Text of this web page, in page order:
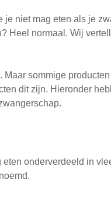
niet mag eten als je
Heel normaal. Wij
sommige
dit zijn. Hieronder
onderverdeeld in